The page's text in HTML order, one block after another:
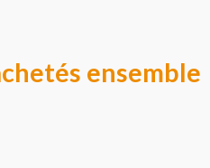
ensemble